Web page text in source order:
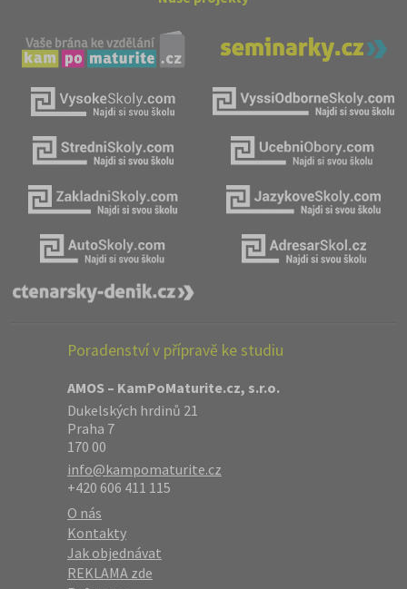
Poradenství v přípravě ke studiu
AMOS – KamPoMaturite.cz, s.r.o.
Dukelských hrdinů 21
Praha 7
170 00
info@kampomaturite.cz
+420 606 411 115
O nás
Kontakty
Jak objednávat
REKLAMA zde